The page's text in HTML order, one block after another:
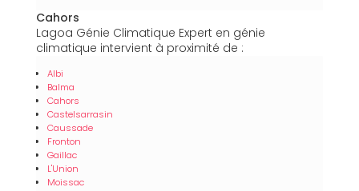
Cahors
Lagoa Génie Climatique Expert en génie
climatique intervient à proximité de :
Albi
Balma
Cahors
Castelsarrasin
Caussade
Fronton
Gaillac
L'Union
Moissac